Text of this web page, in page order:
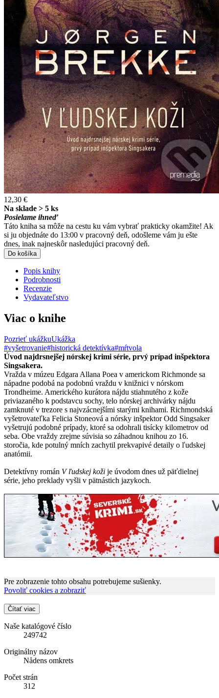
12,30 €
Na sklade > 5 ks
Posielame ihneď
Táto kniha sa môže na cestu ku vám vybrať prakticky okamžite! Ak
si ju objednáte do 13:00 v pracovný deň, odošleme vám ju ešte
dnes, inak najneskôr nasledujúci pracovný deň.
Do košíka
Popis knihy
Podrobnosti
Recenzie
Vydavateľstvo
Viac o knihe
Pozrieť ukážkuUkážka
#vyšetrovanie#historická detektívka#mŕtvola
Úvod najdrsnejšej nórskej krimi série, prvý prípad inšpektora
Singsakera.
Vražda v múzeu Edgara Allana Poea v americkom Richmonde sa
nápadne podobá na podobnú vraždu v knižnici v nórskom
Trondheime. Amerického kurátora nájdu stiahnutého z kože
priviazaného k podstavcu sochy, telo nórskej archivárky nájdu
zamknuté v trezore s najvzácnejšími starými knihami. Richmondská
vyšetrovateľka Felicia Stoneová a nórsky inšpektor Odd Singsaker
vyšetrujú podobné prípady, ktoré sa odohrali tisícky kilometrov od
seba. Obe vraždy zrejme súvisia so záhadnou knihou zo 16.
storočia, kde potulný mních zachytil prekvapivé detaily o ľudskej
anatómii.
Detektívny román V ľudskej koži je úvodom dnes už päťdielnej
série, jeho preklady vyšli v pätnástich jazykoch.
Pre zobrazenie tohto obsahu potrebujeme sušienky.
Povoliť cookies a zobraziť
Čítať viac
Naše katalógové číslo
249742
Originálny názov
Nådens omkrets
Počet strán
312